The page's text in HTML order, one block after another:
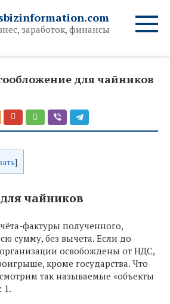
заработок, финансы
для чайников
]
чайников
фактуры полученного,
сумму, без вычета. Если до
освобождены от НДС,
кроме государства. Что
так называемые «объекты
1.